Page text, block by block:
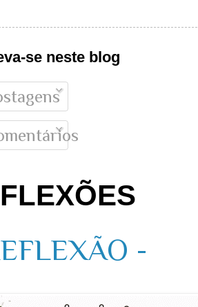
se neste blog
-